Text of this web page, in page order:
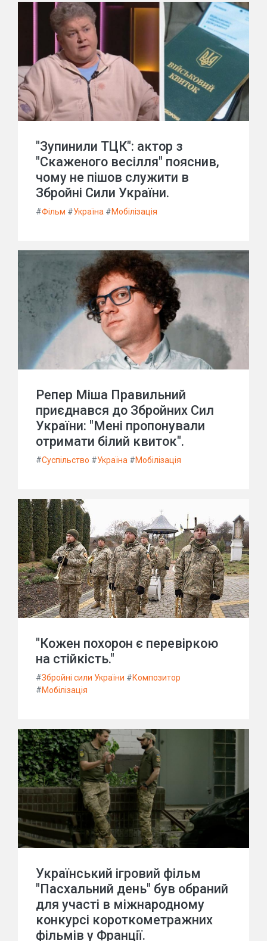
"Зупинили ТЦК": актор з
"Скаженого весілля" пояснив,
чому не пішов служити в
Збройні Сили України.
#Фільм #Україна #Мобілізація
Репер Міша Правильний
приєднався до Збройних Сил
України: "Мені пропонували
отримати білий квиток".
#Суспільство #Україна #Мобілізація
"Кожен похорон є перевіркою
на стійкість."
#Збройні сили України #Композитор
#Мобілізація
Український ігровий фільм
"Пасхальний день" був обраний
для участі в міжнародному
конкурсі короткометражних
фільмів у Франції.